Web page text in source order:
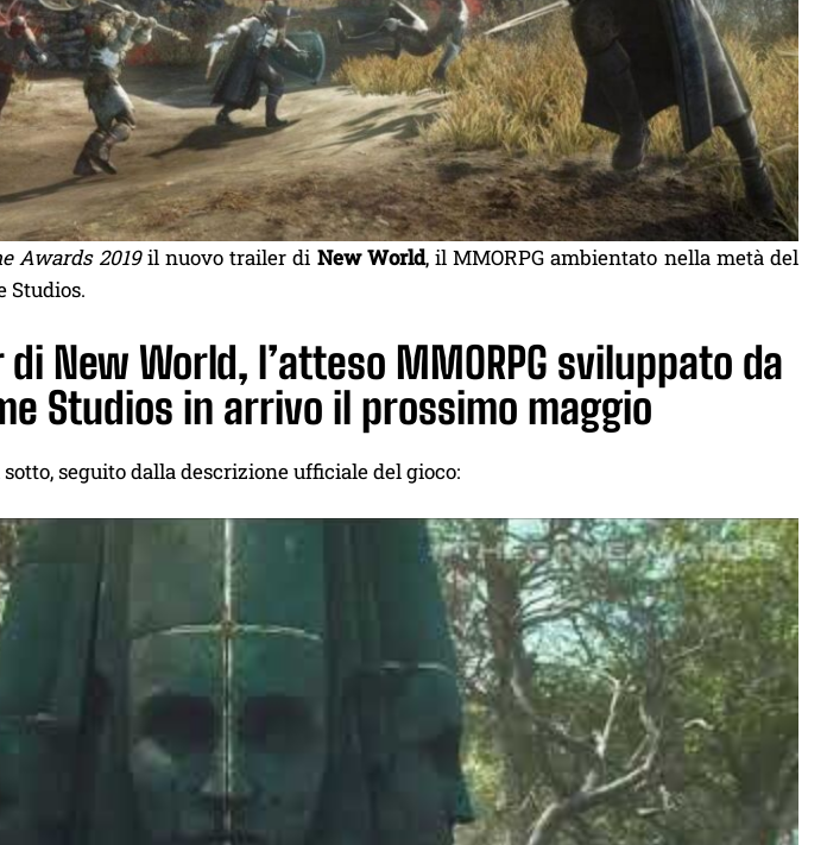
Awards 2019il nuovo trailer di New World, il MMORPG ambientato nella metà del
Studios.
New World, l’atteso MMORPG sviluppato da
Studios in arrivo il prossimo maggio
seguito dalla descrizione ufficiale del gioco: